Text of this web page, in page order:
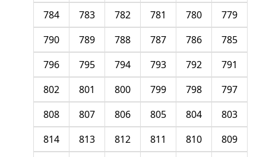
779
780
781
782
783
784
785
786
787
788
789
790
791
792
793
794
795
796
797
798
799
800
801
802
803
804
805
806
807
808
809
810
811
812
813
814